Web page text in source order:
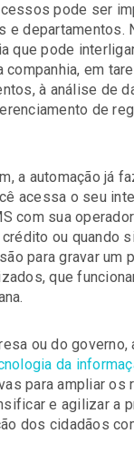
pode ser
departamentos.
que pode
em
à análise de
de
a automação já
acessa o seu
com sua
ou quando
para gravar um
que
ou do governo,
da
para ampliar os
e agilizar a
dos cidadãos